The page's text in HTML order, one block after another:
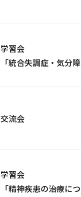
学習会
「統合失調症・気分
交流会
学習会
「精神疾患の治療に